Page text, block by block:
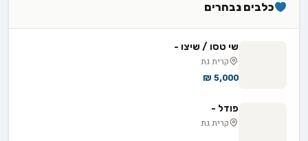
כלבים נבחרים
שי טסו / שיצו -
קרית גת
5,000 ₪
פודל -
קרית גת